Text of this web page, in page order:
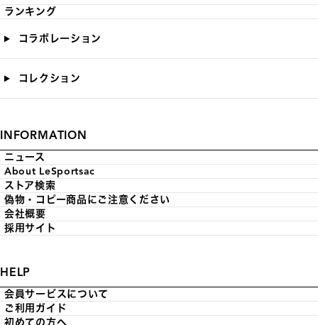
ランキング
コラボレーション
コレクション
INFORMATION
ニュース
About LeSportsac
ストア検索
偽物・コピー商品にご注意ください
会社概要
採用サイト
HELP
会員サービスについて
ご利用ガイド